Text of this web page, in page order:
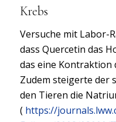
Krebs
Versuche mit Labor-
dass Quercetin das
das eine
Zudem steigerte der
den Tieren die
( https://